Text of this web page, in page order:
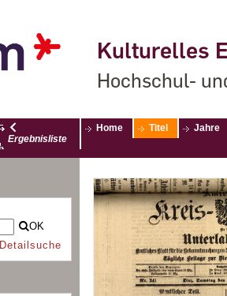
Kulturelles
Hochschul-
Ergebnisliste
Home Titel Jahre
OK
Detailsuche